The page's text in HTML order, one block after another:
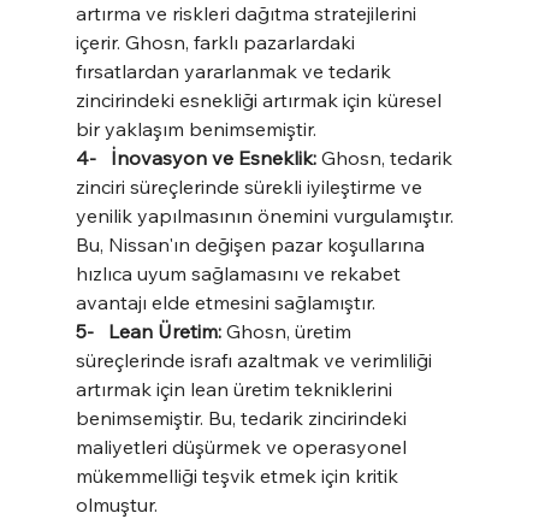
artırma ve riskleri dağıtma stratejilerini
içerir. Ghosn, farklı pazarlardaki
fırsatlardan yararlanmak ve tedarik
zincirindeki esnekliği artırmak için küresel
bir yaklaşım benimsemiştir.
4-   İnovasyon ve Esneklik: Ghosn, tedarik
zinciri süreçlerinde sürekli iyileştirme ve
yenilik yapılmasının önemini vurgulamıştır.
Bu, Nissan'ın değişen pazar koşullarına
hızlıca uyum sağlamasını ve rekabet
avantajı elde etmesini sağlamıştır.
5-   Lean Üretim: Ghosn, üretim
süreçlerinde israfı azaltmak ve verimliliği
artırmak için lean üretim tekniklerini
benimsemiştir. Bu, tedarik zincirindeki
maliyetleri düşürmek ve operasyonel
mükemmelliği teşvik etmek için kritik
olmuştur.